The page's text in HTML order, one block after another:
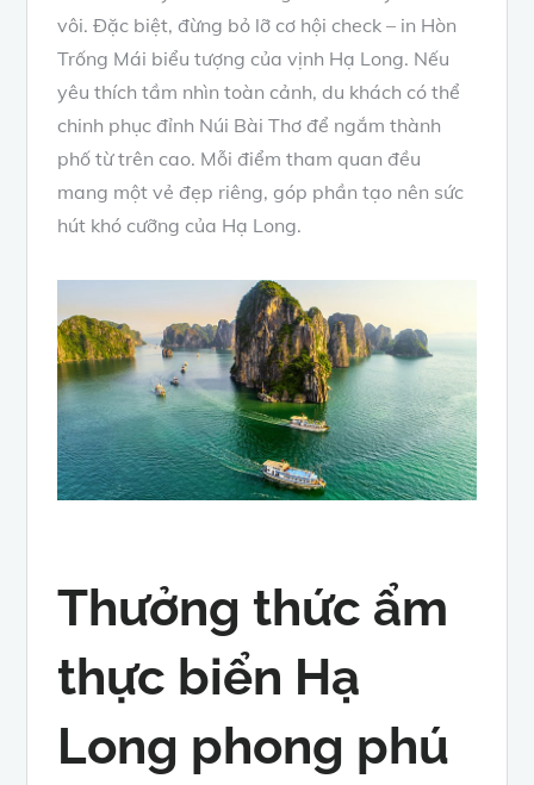
vôi. Đặc biệt, đừng bỏ lỡ cơ hội check – in Hòn
Trống Mái biểu tượng của vịnh Hạ Long. Nếu
yêu thích tầm nhìn toàn cảnh, du khách có thể
chinh phục đỉnh Núi Bài Thơ để ngắm thành
phố từ trên cao. Mỗi điểm tham quan đều
mang một vẻ đẹp riêng, góp phần tạo nên sức
hút khó cưỡng của Hạ Long.
Thưởng thức ẩm
thực biển Hạ
Long phong phú